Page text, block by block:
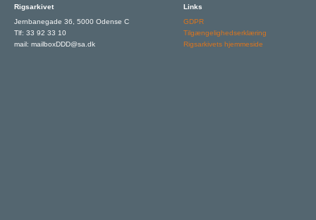
Rigsarkivet
Jernbanegade 36, 5000 Odense C
Tlf: 33 92 33 10
mail: mailboxDDD@sa.dk
Links
GDPR
Tilgængelighedserklæring
Rigsarkivets hjemmeside